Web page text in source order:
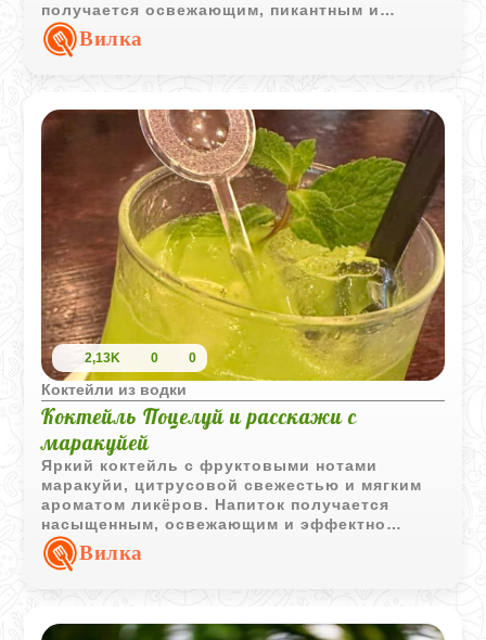
получается освежающим, пикантным и
отлично подходит для любителей ярких
вкусов.Вилка
2,13K 0 0
Коктейли из водки
Коктейль Поцелуй и расскажи с
маракуйей
Яркий коктейль с фруктовыми нотами
маракуйи, цитрусовой свежестью и мягким
ароматом ликёров. Напиток получается
насыщенным, освежающим и эффектно
выглядит благодаря голубому кюрасо.
Вилка